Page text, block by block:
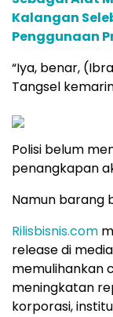
Kalangan
Penggunaan
“Iya, benar,
Tangsel
Polisi belum
penangkapan
Namun barang
Rilisbisnis.com
release di
memulihankan
meningkatan
korporasi,